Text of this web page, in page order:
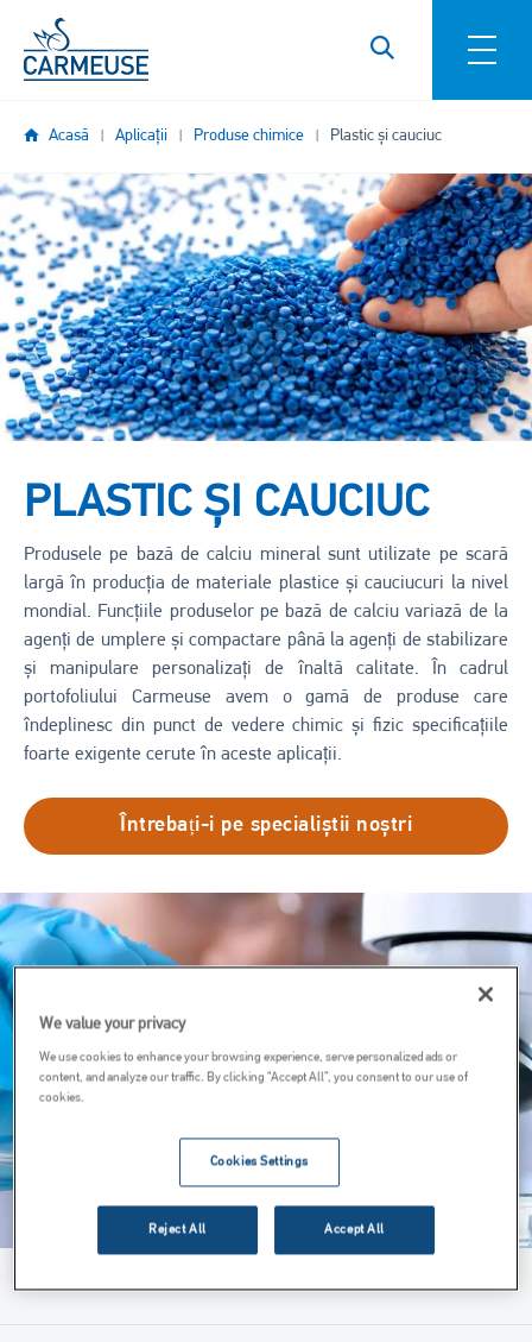
Mergi la conţinutul principal
Acasă Aplicații Produse chimice Plastic și cauciuc
PLASTIC ȘI CAUCIUC
Produsele pe bază de calciu mineral sunt utilizate pe scară
largă în producția de materiale plastice și cauciucuri la nivel
mondial. Funcțiile produselor pe bază de calciu variază de la
agenți de umplere și compactare până la agenți de stabilizare
și manipulare personalizați de înaltă calitate. În cadrul
portofoliului Carmeuse avem o gamă de produse care
îndeplinesc din punct de vedere chimic și fizic specificațiile
foarte exigente cerute în aceste aplicații.
Întrebați-i pe specialiștii noștri
Imagine
Imagine
Menu
We value your privacy
We use cookies to enhance your browsing experience, serve personalized ads or
content, and analyze our traffic. By clicking “Accept All”, you consent to our use of
cookies.
Cookies Settings
Reject All Accept All